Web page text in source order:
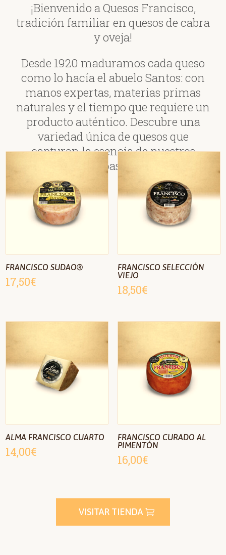
¡Bienvenido a Quesos Francisco,
tradición familiar en quesos de cabra
y oveja!
Desde 1920 maduramos cada queso
como lo hacía el abuelo Santos: con
manos expertas, materias primas
naturales y el tiempo que requiere un
producto auténtico. Descubre una
variedad única de quesos que
capturan la esencia de nuestros
antepasados.
FRANCISCO SUDAO®
17,50€
FRANCISCO SELECCIÓN
VIEJO
18,50€
ALMA FRANCISCO CUARTO
14,00€
FRANCISCO CURADO AL
PIMENTÓN
16,00€
VISITAR TIENDA